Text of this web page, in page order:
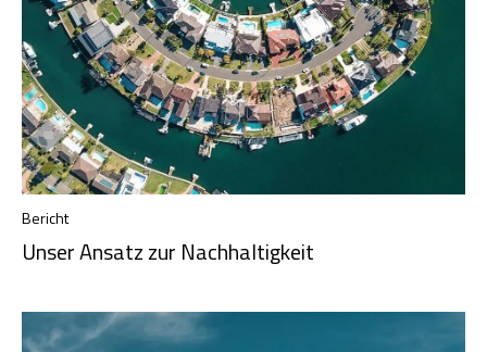
Bericht
Unser Ansatz zur Nachhaltigkeit